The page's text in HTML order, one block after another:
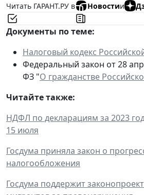
Читать ГАРАНТ.РУ в
Новостии
Документы по теме:
Налоговый кодекс
Федеральный закон от 28
ФЗ "О гражданстве
Читайте также:
НДФЛ по декларациям за 2023
15 июля
Госдума приняла закон о
налогообложения
Госдума поддержит